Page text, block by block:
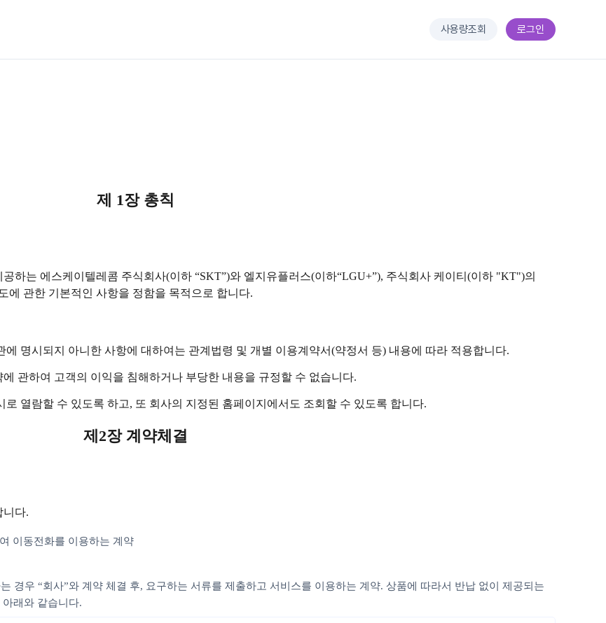
사용량조회 로그인
제 1장 총칙
하는 에스케이텔레콤 주식회사(이하 “SKT”)와 엘지유플러스(이하“LGU+”), 주식회사 케이티(이하 "KT")의
에 관한 기본적인 사항을 정함을 목적으로 합니다.
명시되지 아니한 사항에 대하여는 관계법령 및 개별 이용계약서(약정서 등) 내용에 따라 적용합니다.
관하여 고객의 이익을 침해하거나 부당한 내용을 규정할 수 없습니다.
열람할 수 있도록 하고, 또 회사의 지정된 홈페이지에서도 조회할 수 있도록 합니다.
제2장 계약체결
니다.
이동전화를 이용하는 계약
경우 “회사”와 계약 체결 후, 요구하는 서류를 제출하고 서비스를 이용하는 계약. 상품에 따라서 반납 없이 제공되는
래와 같습니다.